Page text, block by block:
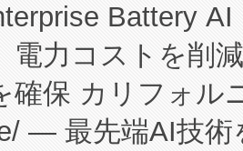
イオ医薬品製造
ドバッチ施設の
プライチェーン
張性が高く、持
Battery
電力コストを削
確保 カリフォル
— 最先端AI技術